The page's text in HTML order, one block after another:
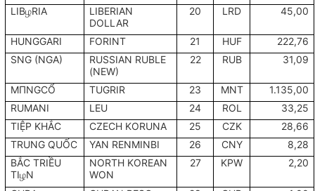
LIBழRIA
LIBERIAN
DOLLAR
20 LRD 45,00
HUNGGARI FORINT 21 HUF
222,76
SNG (NGA)
RUSSIAN RUBLE
(NEW)
22 RUB 31,09
MПNGCỔ TUGRIR 23 MNT
1.135,00
RUMANI
LEU 24 ROL
33,25
TIỆP KHẮC
CZECH KORUNA 25 CZK
28,66
TRUNG QUỐC
YAN RENMINBI 26 CNY
8,28
BẮC TRIỀU
TIழN
NORTH KOREAN
WON
27 KPW 2,20